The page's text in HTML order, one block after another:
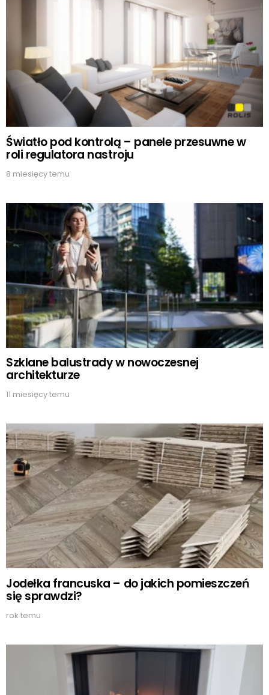
Światło pod kontrolą – panele przesuwne w
roli regulatora nastroju
8 miesięcy temu
Szklane balustrady w nowoczesnej
architekturze
11 miesięcy temu
Jodełka francuska – do jakich pomieszczeń
się sprawdzi?
rok temu